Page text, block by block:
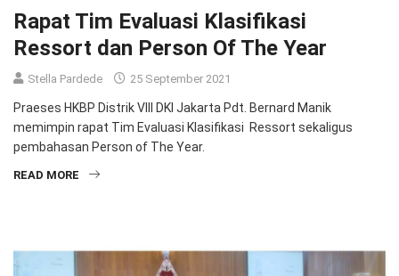
Rapat Tim Evaluasi Klasifikasi
Ressort dan Person Of The Year
Stella Pardede 25 September 2021
Praeses HKBP Distrik VIII DKI Jakarta Pdt. Bernard Manik
memimpin rapat Tim Evaluasi Klasifikasi Ressort sekaligus
pembahasan Person of The Year.
READ MORE